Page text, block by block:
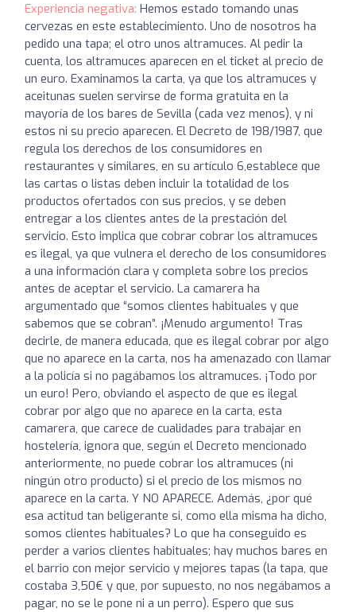
Experiencia negativa: Hemos estado tomando unas
cervezas en este establecimiento. Uno de nosotros ha
pedido una tapa; el otro unos altramuces. Al pedir la
cuenta, los altramuces aparecen en el ticket al precio de
un euro. Examinamos la carta, ya que los altramuces y
aceitunas suelen servirse de forma gratuita en la
mayoría de los bares de Sevilla (cada vez menos), y ni
estos ni su precio aparecen. El Decreto de 198/1987, que
regula los derechos de los consumidores en
restaurantes y similares, en su artículo 6,establece que
las cartas o listas deben incluir la totalidad de los
productos ofertados con sus precios, y se deben
entregar a los clientes antes de la prestación del
servicio. Esto implica que cobrar cobrar los altramuces
es ilegal, ya que vulnera el derecho de los consumidores
a una información clara y completa sobre los precios
antes de aceptar el servicio. La camarera ha
argumentado que “somos clientes habituales y que
sabemos que se cobran”. ¡Menudo argumento! Tras
decirle, de manera educada, que es ilegal cobrar por algo
que no aparece en la carta, nos ha amenazado con llamar
a la policía si no pagábamos los altramuces. ¡Todo por
un euro! Pero, obviando el aspecto de que es ilegal
cobrar por algo que no aparece en la carta, esta
camarera, que carece de cualidades para trabajar en
hostelería, ignora que, según el Decreto mencionado
anteriormente, no puede cobrar los altramuces (ni
ningún otro producto) si el precio de los mismos no
aparece en la carta. Y NO APARECE. Además, ¿por qué
esa actitud tan beligerante si, como ella misma ha dicho,
somos clientes habituales? Lo que ha conseguido es
perder a varios clientes habituales; hay muchos bares en
el barrio con mejor servicio y mejores tapas (la tapa, que
costaba 3,50€ y que, por supuesto, no nos negábamos a
pagar, no se le pone ni a un perro). Espero que sus